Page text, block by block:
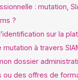
: mutation,
?
sur la
à travers
dossier
des offres de